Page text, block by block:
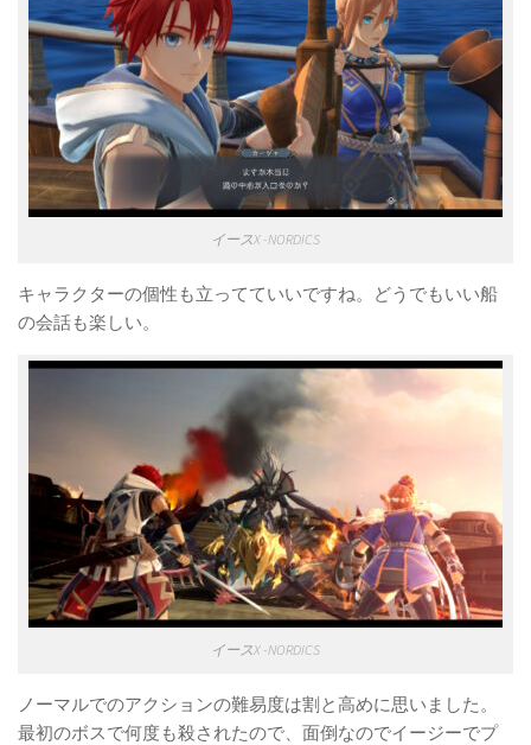
イースX -NORDICS
キャラクターの個性も立ってていいですね。どうでもいい船
の会話も楽しい。
イースX -NORDICS
ノーマルでのアクションの難易度は割と高めに思いました。
最初のボスで何度も殺されたので、面倒なのでイージーでプ